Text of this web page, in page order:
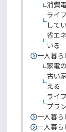
消費
ライ
して
省エ
いる
一人暮
家電
古い
える
ライ
プラ
一人暮
一人暮